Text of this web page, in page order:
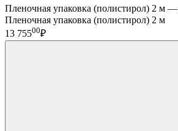
Пленочная упаковка (полистирол) 2 м —
Пленочная упаковка (полистирол) 2 м
13 75500₽